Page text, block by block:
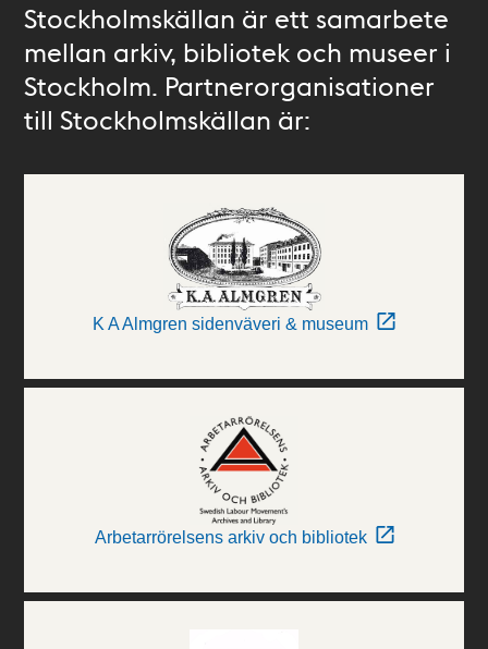
Stockholmskällan är ett samarbete
mellan arkiv, bibliotek och museer i
Stockholm. Partnerorganisationer
till Stockholmskällan är:
K A Almgren sidenväveri & museum
Arbetarrörelsens arkiv och bibliotek